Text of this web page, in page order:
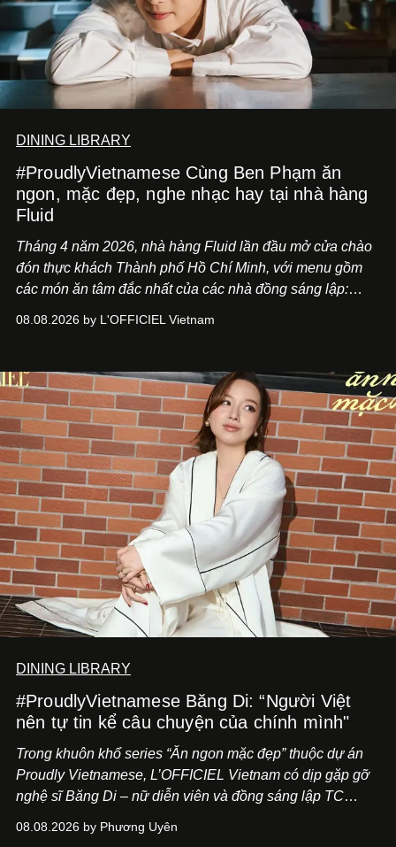
DINING LIBRARY
#ProudlyVietnamese Cùng Ben Phạm ăn
ngon, mặc đẹp, nghe nhạc hay tại nhà hàng
Fluid
Tháng 4 năm 2026, nhà hàng Fluid lần đầu mở cửa chào
đón thực khách Thành phố Hồ Chí Minh, với menu gồm
các món ăn tâm đắc nhất của các nhà đồng sáng lập:
món ăn đa dạng từ Á đến Âu nhanh chóng được yêu thích
mang đến niềm vui cho thực khách.
08.08.2026 by L'OFFICIEL Vietnam
DINING LIBRARY
#ProudlyVietnamese Băng Di: “Người Việt
nên tự tin kể câu chuyện của chính mình"
Trong khuôn khổ series “Ăn ngon mặc đẹp” thuộc dự án
Proudly Vietnamese, L’OFFICIEL Vietnam có dịp gặp gỡ
nghệ sĩ Băng Di – nữ diễn viên và đồng sáng lập TC
Kitchen Bar và SALEM tại TP.HCM.
08.08.2026 by Phương Uyên